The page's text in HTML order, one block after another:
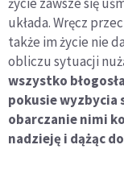
układa. Wręcz
także im życie nie
obliczu sytuacji
wszystko
pokusie wyzbycia
obarczanie nimi
nadzieję i dążąc